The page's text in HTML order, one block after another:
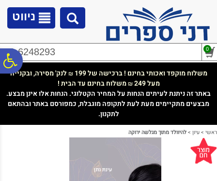
נגישות
ניווט
02-6248293 0
משלוח מוקפד ואכותי בחינם ! ברכישה של 199 ₪ לנק' מסירה, ובקנייה
מעל 249
₪משלוח בחינם עד הבית !
באתר זה ניתנת לעיתים הנחות על המחיר הקטלוגי. הנחות אלו אינן מבצע.
מבצעים מתקיימים מעת לעת לתקופה מוגבלת, כמפורסם באתר ובהתאם
לתקנון.
ראשי >עיון >להיוולד מתוך מגלשה ירוקה